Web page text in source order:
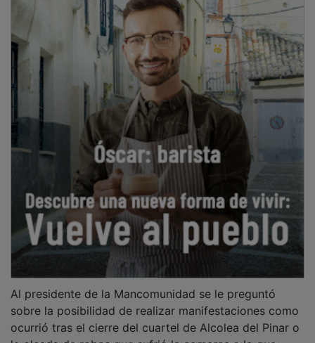
sobre la posibilidad de realizar manifestaciones como
ocurrió tras el cierre del cuartel de Alcolea del Pinar o
la oleada de robos que sufrió la comarca a lo que